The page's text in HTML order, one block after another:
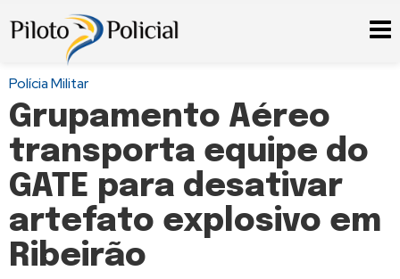
Polícia Militar
Grupamento Aéreo
transporta equipe do
GATE para desativar
artefato explosivo em
Ribeirão